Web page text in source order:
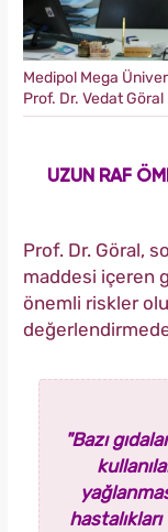
Medipol Mega
Prof. Dr. Vedat Göral
UZUN RAF
Prof. Dr. Göral,
maddesi içeren
önemli riskler
"Bazı